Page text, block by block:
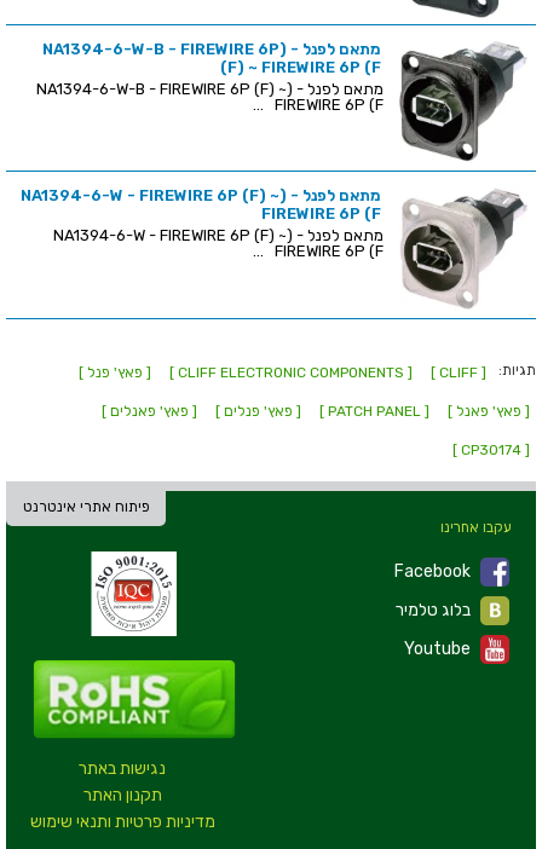
מתאם לפנל - (NA1394-6-W-B - FIREWIRE 6P
(F) ~ FIREWIRE 6P (F
מתאם לפנל - (NA1394-6-W-B - FIREWIRE 6P (F) ~
FIREWIRE 6P (F ...
מתאם לפנל - (NA1394-6-W - FIREWIRE 6P (F) ~
FIREWIRE 6P (F
מתאם לפנל - (NA1394-6-W - FIREWIRE 6P (F) ~
FIREWIRE 6P (F ...
תגיות: [ CLIFF ]
[ CLIFF ELECTRONIC COMPONENTS ] [ פאץ' פנל ]
[ פאץ' פאנל ] [ PATCH PANEL ] [ פאץ' פנלים ] [ פאץ' פאנלים ]
[ CP30174 ]
פיתוח אתרי אינטרנט
נגישות באתר
תקנון האתר
מדיניות פרטיות ותנאי שימוש
עקבו אחרינו
Facebook
Youtube